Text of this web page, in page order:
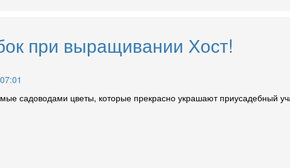
при выращивании Хост!
садоводами цветы, которые прекрасно украшают приусадебный